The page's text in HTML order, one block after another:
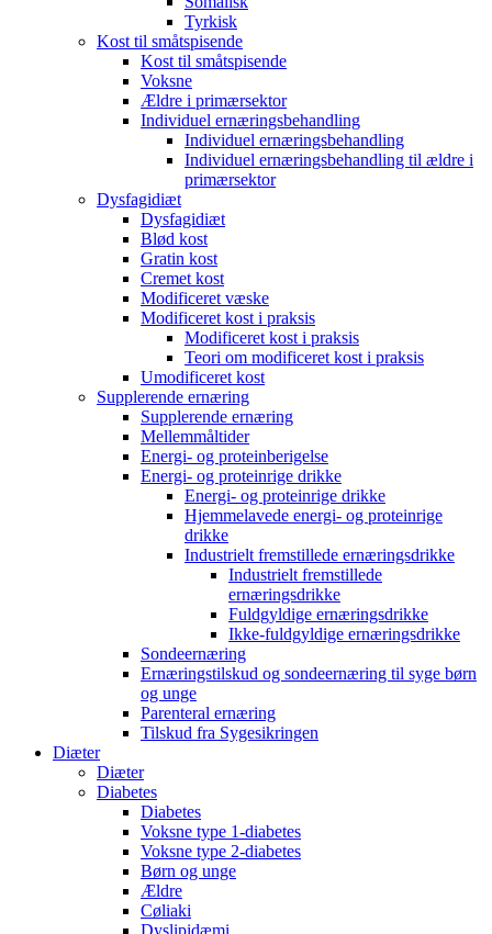
Tyrkisk
Kost til småtspisende
Kost til småtspisende
Voksne
Ældre i primærsektor
Individuel ernæringsbehandling
Individuel ernæringsbehandling
Individuel ernæringsbehandling til ældre i
primærsektor
Dysfagidiæt
Dysfagidiæt
Blød kost
Gratin kost
Cremet kost
Modificeret væske
Modificeret kost i praksis
Modificeret kost i praksis
Teori om modificeret kost i praksis
Umodificeret kost
Supplerende ernæring
Supplerende ernæring
Mellemmåltider
Energi- og proteinberigelse
Energi- og proteinrige drikke
Energi- og proteinrige drikke
Hjemmelavede energi- og proteinrige
drikke
Industrielt fremstillede ernæringsdrikke
Industrielt fremstillede
ernæringsdrikke
Fuldgyldige ernæringsdrikke
Ikke-fuldgyldige ernæringsdrikke
Sondeernæring
Ernæringstilskud og sondeernæring til syge børn
og unge
Parenteral ernæring
Tilskud fra Sygesikringen
Diæter
Diæter
Diabetes
Diabetes
Voksne type 1-diabetes
Voksne type 2-diabetes
Børn og unge
Ældre
Cøliaki
Dyslipidæmi